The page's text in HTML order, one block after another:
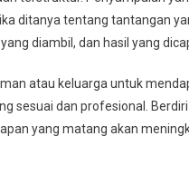
ditanya tentang tantangan
diambil, dan hasil yang
atau keluarga untuk
sesuai dan profesional.
yang matang akan